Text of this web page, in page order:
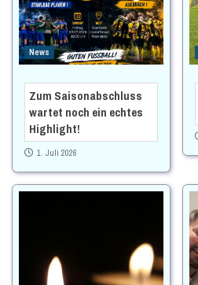
News
Zum Saisonabschluss
wartet noch ein echtes
Highlight!
1. Juli 2026